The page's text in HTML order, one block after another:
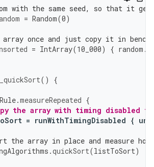
with the same seed, so that it
= Random(0)
once and just copy it in
= IntArray(10 _000) { random .
()
{
.measureRepeated {
the array with timing disabled
= runWithTimingDisabled {
the array in place and measure
.quickSort(listToSort)